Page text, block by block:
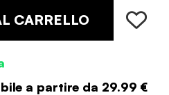
CARRELLO
a partire da 29.99 €